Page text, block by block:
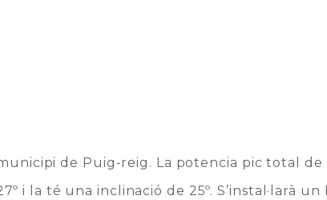
de Puig-reig. La potencia pic total de
i la té una inclinació de 25º. S’instal·larà un